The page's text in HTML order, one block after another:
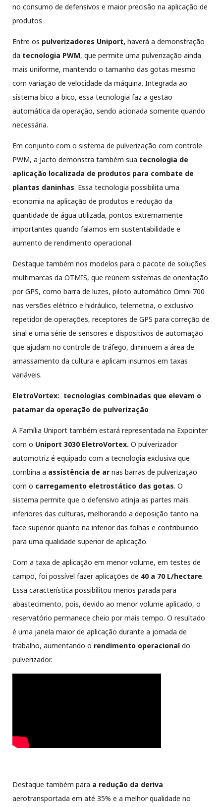
no consumo de defensivos e maior precisão na aplicação de
produtos
Entre os pulverizadores Uniport, haverá a demonstração
da tecnologia PWM, que permite uma pulverização ainda
mais uniforme, mantendo o tamanho das gotas mesmo
com variação de velocidade da máquina. Integrada ao
sistema bico a bico, essa tecnologia faz a gestão
automática da operação, sendo acionada somente quando
necessária.
Em conjunto com o sistema de pulverização com controle
PWM, a Jacto demonstra também sua tecnologia de
aplicação localizada de produtos para combate de
plantas daninhas. Essa tecnologia possibilita uma
economia na aplicação de produtos e redução da
quantidade de água utilizada, pontos extremamente
importantes quando falamos em sustentabilidade e
aumento de rendimento operacional.
Destaque também nos modelos para o pacote de soluções
multimarcas da OTMIS, que reúnem sistemas de orientação
por GPS, como barra de luzes, piloto automático Omni 700
nas versões elétrico e hidráulico, telemetria, o exclusivo
repetidor de operações, receptores de GPS para correção de
sinal e uma série de sensores e dispositivos de automação
que ajudam no controle de tráfego, diminuem a área de
amassamento da cultura e aplicam insumos em taxas
variáveis.
EletroVortex: tecnologias combinadas que elevam o
patamar da operação de pulverização
A Família Uniport também estará representada na Expointer
com o Uniport 3030 EletroVortex. O pulverizador
automotriz é equipado com a tecnologia exclusiva que
combina a assistência de ar nas barras de pulverização
com o carregamento eletrostático das gotas. O
sistema permite que o defensivo atinja as partes mais
inferiores das culturas, melhorando a deposição tanto na
face superior quanto na inferior das folhas e contribuindo
para uma qualidade superior de aplicação.
Com a taxa de aplicação em menor volume, em testes de
campo, foi possível fazer aplicações de 40 a 70 L/hectare.
Essa característica possibilitou menos parada para
abastecimento, pois, devido ao menor volume aplicado, o
reservatório permanece cheio por mais tempo. O resultado
é uma janela maior de aplicação durante a jornada de
trabalho, aumentando o rendimento operacional do
pulverizador.
Destaque também para a redução da deriva
aerotransportada em até 35% e a melhor qualidade no